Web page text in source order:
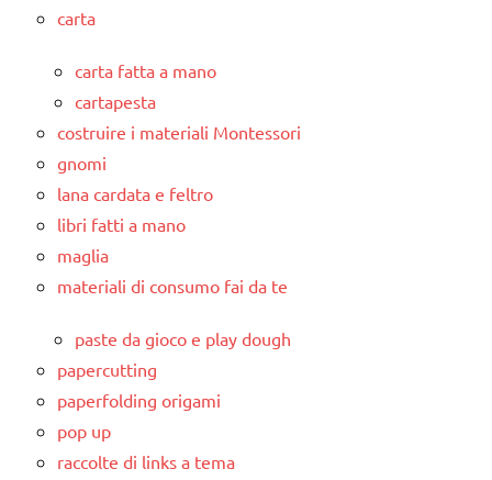
carta
carta fatta a mano
cartapesta
costruire i materiali Montessori
gnomi
lana cardata e feltro
libri fatti a mano
maglia
materiali di consumo fai da te
paste da gioco e play dough
papercutting
paperfolding origami
pop up
raccolte di links a tema